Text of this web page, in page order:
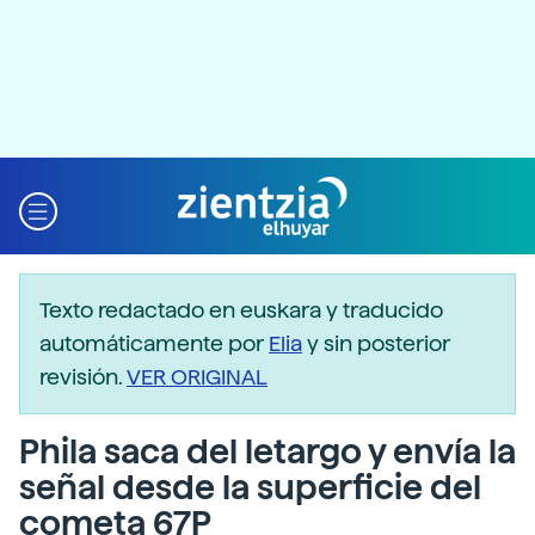
Texto redactado en euskara y traducido
automáticamente porEliay sin posterior
revisión.VER ORIGINAL
Phila saca del letargo y envía la
señal desde la superficie del
cometa 67P